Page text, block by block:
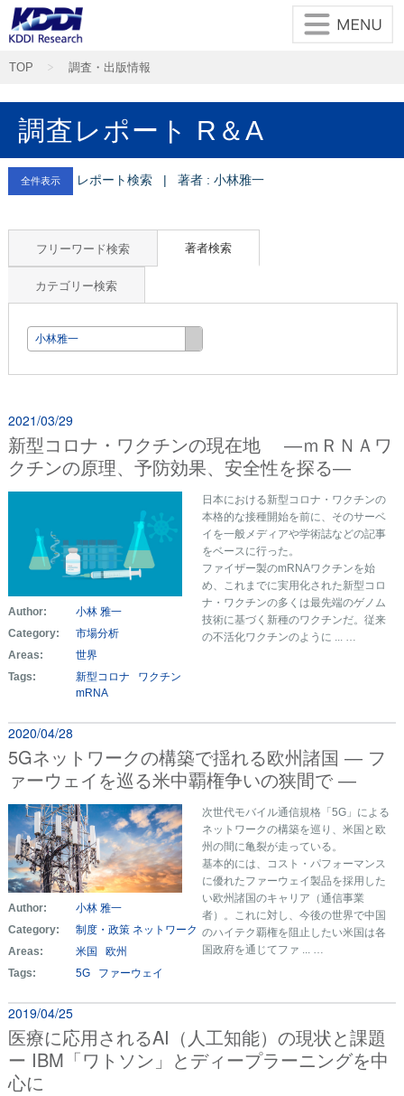
TOP 調査・出版情報
調査レポート R＆A
全件表示 レポート検索 | 著者 : 小林雅一
フリーワード検索 著者検索
カテゴリー検索
小林雅一
2021/03/29
新型コロナ・ワクチンの現在地 ―ｍＲＮＡワ
クチンの原理、予防効果、安全性を探る―
日本における新型コロナ・ワクチンの
本格的な接種開始を前に、そのサーベ
イを一般メディアや学術誌などの記事
をベースに行った。
ファイザー製のmRNAワクチンを始
め、これまでに実用化された新型コロ
ナ・ワクチンの多くは最先端のゲノム
技術に基づく新種のワクチンだ。従来
の不活化ワクチンのように ... …
Author:
小林 雅一
Category:
市場分析
Areas:
世界
Tags:
新型コロナ
ワクチン
mRNA
2020/04/28
5Gネットワークの構築で揺れる欧州諸国 ― フ
ァーウェイを巡る米中覇権争いの狭間で ―
次世代モバイル通信規格「5G」による
ネットワークの構築を巡り、米国と欧
州の間に亀裂が走っている。
基本的には、コスト・パフォーマンス
に優れたファーウェイ製品を採用した
い欧州諸国のキャリア（通信事業
者）。これに対し、今後の世界で中国
のハイテク覇権を阻止したい米国は各
国政府を通じてファ ... …
Author:
小林 雅一
Category:
制度・政策 ネットワーク
Areas:
米国
欧州
Tags:
5G ファーウェイ
2019/04/25
医療に応用されるAI（人工知能）の現状と課題
ー IBM「ワトソン」とディープラーニングを中
心に